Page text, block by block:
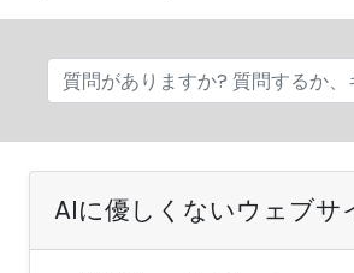
AIに優しくないウェブサ